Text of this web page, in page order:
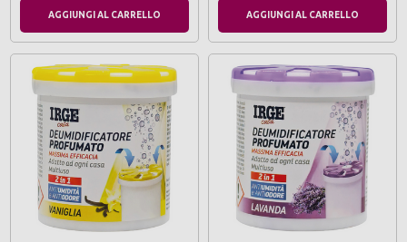
AGGIUNGI AL CARRELLO AGGIUNGI AL CARRELLO